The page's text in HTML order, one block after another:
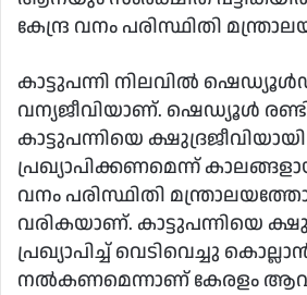
കേന്ദ്ര വനം പരിസ്ഥിതി
കാട്ടുപന്നി നിലവില്‍ ഷെഡ്യൂള്‍ഡ്
വന്യജീവിയാണ്. ഷെഡ്യൂള്‍
കാട്ടുപന്നിയെ ക്ഷുദ്രജീവിയായി
പ്രഖ്യാപിക്കണമെന്ന്
വനം പരിസ്ഥിതി
വരികയാണ്. കാട്ടുപന്നിയെ
പ്രഖ്യാപിച്ച് വെടിവെച്ചു
നല്‍കണമെന്നാണ് കേരളം